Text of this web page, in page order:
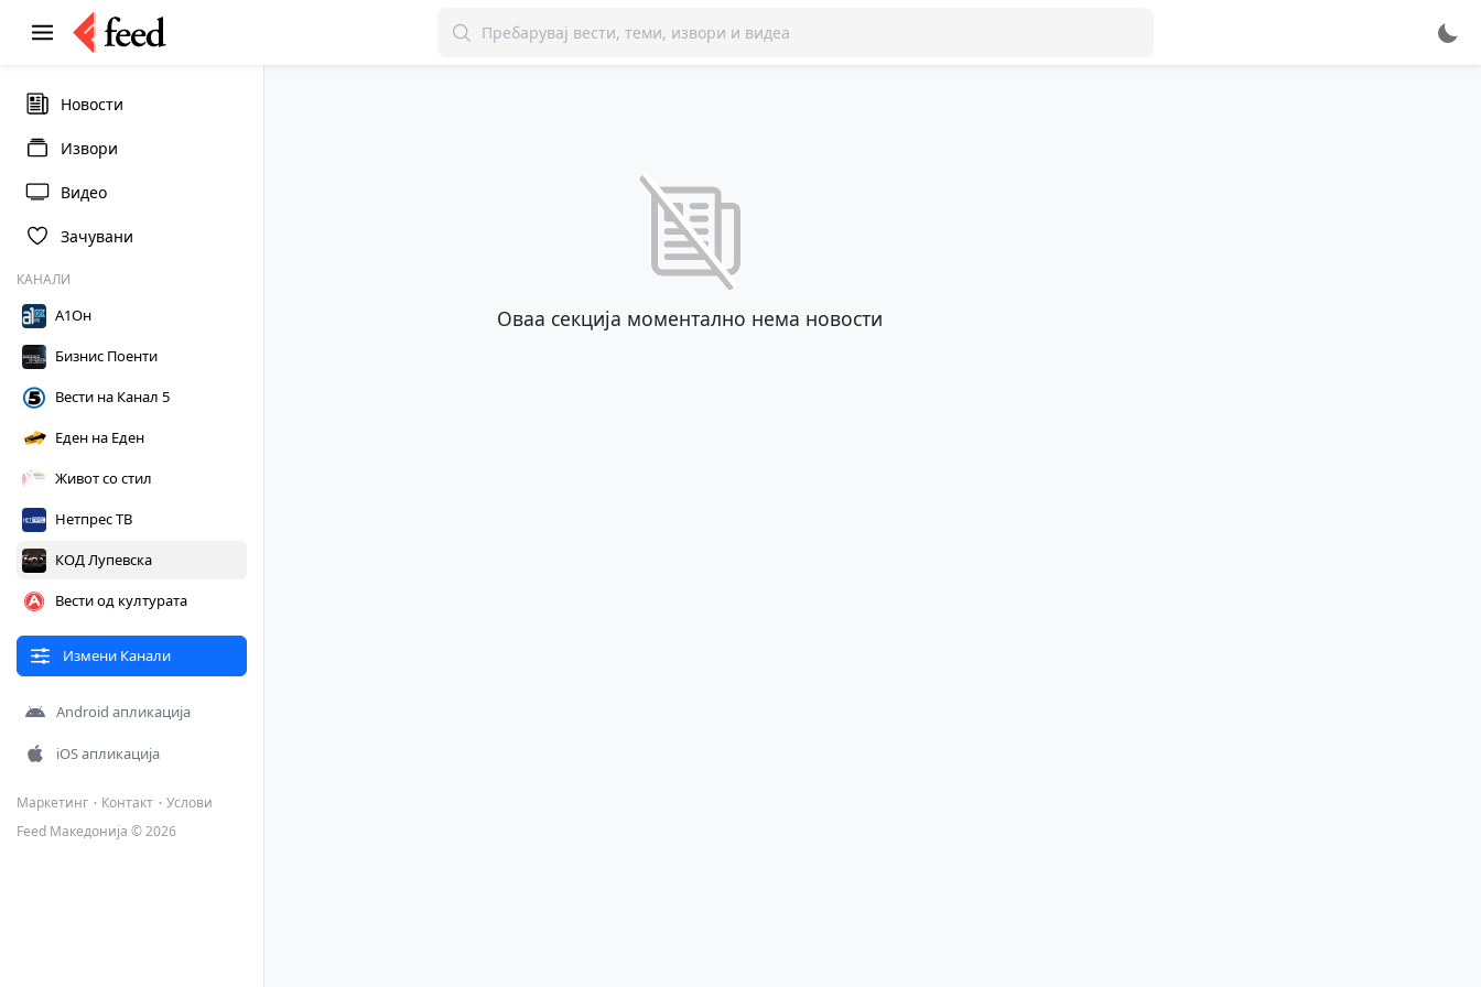
Новости
Извори
Видео
Зачувани
КАНАЛИ
А1Он
Бизнис Поенти
Вести на Канал 5
Еден на Еден
Живот со стил
Нетпрес ТВ
КОД Лупевска
Вести од културата
Измени Канали
Android апликација
iOS апликација
Маркетинг Контакт
Услови
Feed Македонија © 2026
Оваа секција моментално нема новости